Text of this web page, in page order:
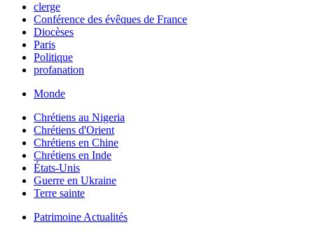
clerge
Conférence des évêques de France
Diocèses
Paris
Politique
profanation
Monde
Chrétiens au Nigeria
Chrétiens d'Orient
Chrétiens en Chine
Chrétiens en Inde
États-Unis
Guerre en Ukraine
Terre sainte
Patrimoine Actualités